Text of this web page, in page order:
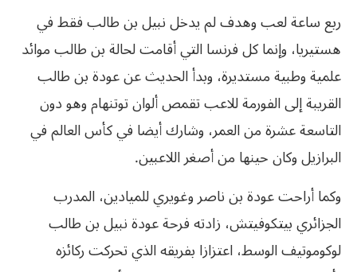
ربع ساعة لعب وهدف لم يدخل نبيل بن طالب فقط في
هستيريا، وإنما كل فرنسا التي أقامت لحالة بن طالب موائد
علمية وطبية مستديرة، وبدأ الحديث عن عودة بن طالب
القريبة إلى الفورمة للاعب تقمص ألوان توتنهام وهو دون
التاسعة عشرة من العمر، وشارك أيضا في كأس العالم في
البرازيل وكان حينها من أصغر اللاعبين.
وكما أراحت عودة بن ناصر وغويري للميادين، المدرب
الجزائري بيتكوفيتش، زادته فرحة عودة نبيل بن طالب
لوكوموتيف الوسط، اعتزازا بفريقه الذي تحركت ركائزه